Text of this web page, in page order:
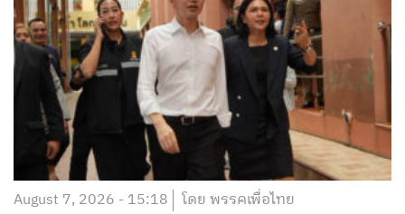
August 7, 2026 - 15:18 โดย พรรคเพื่อไทย